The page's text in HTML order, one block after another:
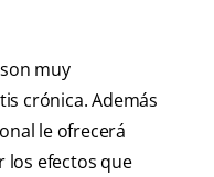
muy
crónica. Además
le ofrecerá
efectos que